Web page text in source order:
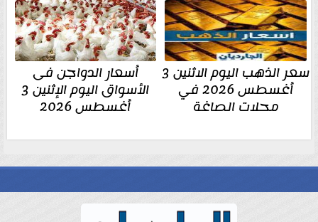
سعر الذهب اليوم الاثنين 3
أغسطس 2026 في
محلات الصاغة
أسعار الدواجن فى
الأسواق اليوم الإثنين 3
أغسطس 2026